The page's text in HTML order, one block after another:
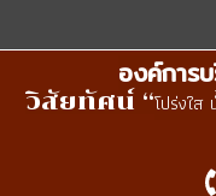
องค์การ
วิสัยทัศน์ “โปร่งใ